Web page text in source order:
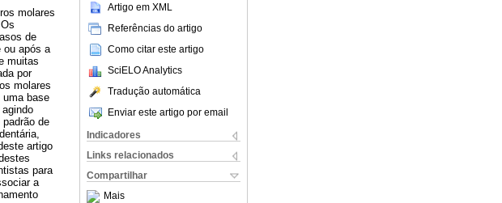
Artigo em XML
Referências do artigo
Como citar este artigo
SciELO Analytics
Tradução automática
Enviar este artigo por email
Indicadores
Links relacionados
Compartilhar
Mais
molares
de
ou após a
muitas
por
molares
uma base
de
artigo
para
a